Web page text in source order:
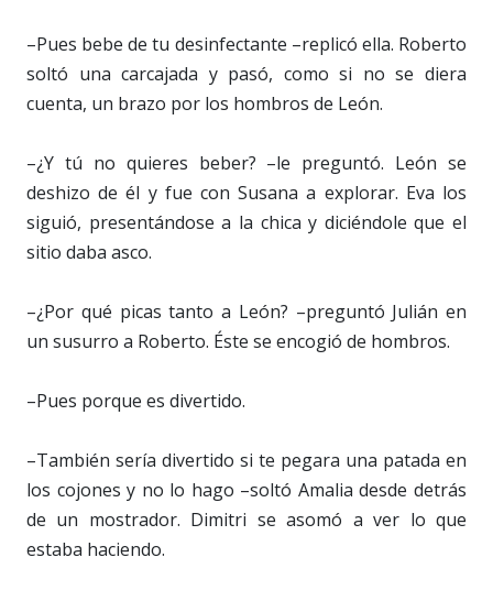
–Pues bebe de tu desinfectante –replicó ella. Roberto
soltó una carcajada y pasó, como si no se diera
cuenta, un brazo por los hombros de León.
–¿Y tú no quieres beber? –le preguntó. León se
deshizo de él y fue con Susana a explorar. Eva los
siguió, presentándose a la chica y diciéndole que el
sitio daba asco.
–¿Por qué picas tanto a León? –preguntó Julián en
un susurro a Roberto. Éste se encogió de hombros.
–Pues porque es divertido.
–También sería divertido si te pegara una patada en
los cojones y no lo hago –soltó Amalia desde detrás
de un mostrador. Dimitri se asomó a ver lo que
estaba haciendo.